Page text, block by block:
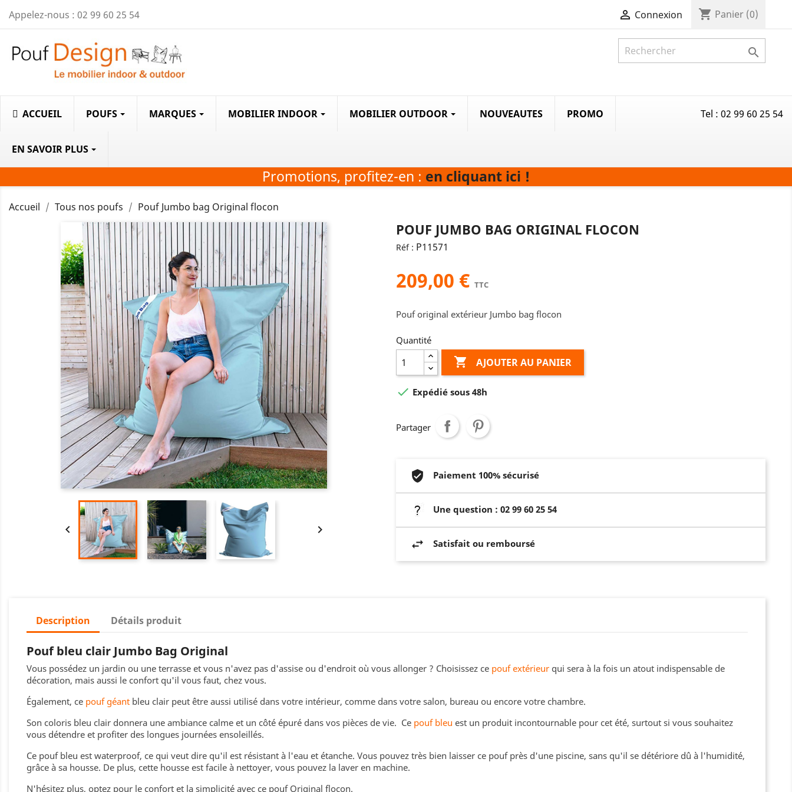
Appelez-nous : 02 99 60 25 54  Connexion shopping_cart Panier (0)

ACCUEIL POUFS MARQUES MOBILIER INDOOR MOBILIER OUTDOOR NOUVEAUTES PROMO
EN SAVOIR PLUS
Tel : 02 99 60 25 54
Promotions, profitez-en : en cliquant ici !
Accueil Tous nos poufs Pouf Jumbo bag Original flocon
 
POUF JUMBO BAG ORIGINAL FLOCON
Réf : P11571
209,00 € TTC
Pouf original extérieur Jumbo bag flocon
Quantité
 AJOUTER AU PANIER
 Expédié sous 48h
Partager
Paiement 100% sécurisé
Une question : 02 99 60 25 54
Satisfait ou remboursé
Description Détails produit
Pouf bleu clair Jumbo Bag Original
Vous possédez un jardin ou une terrasse et vous n'avez pas d'assise ou d'endroit où vous allonger ? Choisissez ce pouf extérieur qui sera à la fois un atout indispensable de
décoration, mais aussi le confort qu'il vous faut, chez vous.
Également, ce pouf géant bleu clair peut être aussi utilisé dans votre intérieur, comme dans votre salon, bureau ou encore votre chambre.
Son coloris bleu clair donnera une ambiance calme et un côté épuré dans vos pièces de vie. Ce pouf bleu est un produit incontournable pour cet été, surtout si vous souhaitez
vous détendre et profiter des longues journées ensoleillés.
Ce pouf bleu est waterproof, ce qui veut dire qu'il est résistant à l'eau et étanche. Vous pouvez très bien laisser ce pouf près d'une piscine, sans qu'il se détériore dû à l'humidité,
grâce à sa housse. De plus, cette housse est facile à nettoyer, vous pouvez la laver en machine.
N'hésitez plus, optez pour le confort et la simplicité avec ce pouf Original flocon.